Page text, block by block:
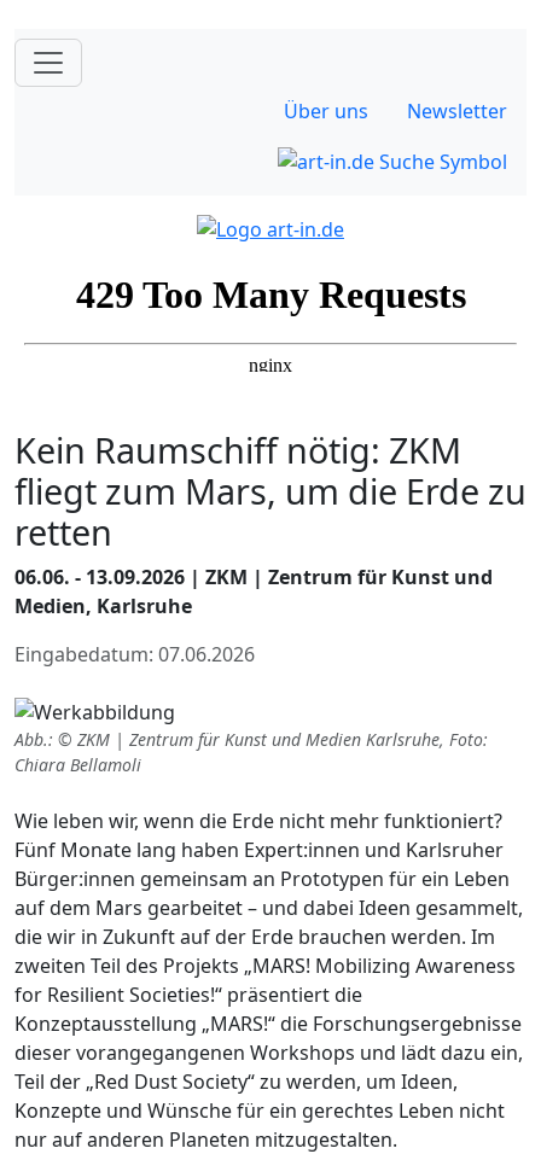
Über uns Newsletter
Kein Raumschiff nötig: ZKM
fliegt zum Mars, um die Erde zu
retten
06.06. - 13.09.2026 | ZKM | Zentrum für Kunst und
Medien, Karlsruhe
Eingabedatum: 07.06.2026
Abb.: © ZKM | Zentrum für Kunst und Medien Karlsruhe, Foto:
Chiara Bellamoli
Wie leben wir, wenn die Erde nicht mehr funktioniert?
Fünf Monate lang haben Expert:innen und Karlsruher
Bürger:innen gemeinsam an Prototypen für ein Leben
auf dem Mars gearbeitet – und dabei Ideen gesammelt,
die wir in Zukunft auf der Erde brauchen werden. Im
zweiten Teil des Projekts „MARS! Mobilizing Awareness
for Resilient Societies!“ präsentiert die
Konzeptausstellung „MARS!“ die Forschungsergebnisse
dieser vorangegangenen Workshops und lädt dazu ein,
Teil der „Red Dust Society“ zu werden, um Ideen,
Konzepte und Wünsche für ein gerechtes Leben nicht
nur auf anderen Planeten mitzugestalten.